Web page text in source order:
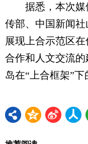
据悉，本次媒
传部、中国新闻
展现上合示范区
合作和人文交流
岛在“上合框架”